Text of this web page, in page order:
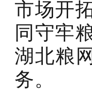
市场开
同守牢
湖北粮
务。